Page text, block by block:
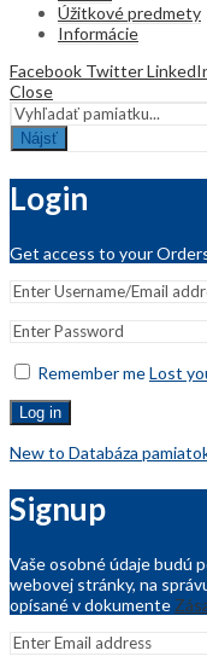
Úžitkové predmety
Informácie
Facebook Twitter
Close
Nájsť
Login
Get access to your
Remember meLost
Log in
New to Databáza
Signup
Vaše osobné údaje budú
webovej stránky, na
opísané v dokumente